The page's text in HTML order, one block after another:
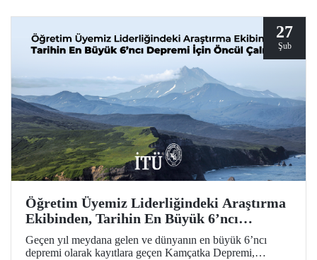
27
Şub
Öğretim Üyemiz Liderliğindeki Araştırma
Ekibinden, Tarihin En Büyük 6’ncı
Depremi İçin Öncül Çalışma
Geçen yıl meydana gelen ve dünyanın en büyük 6’ncı
depremi olarak kayıtlara geçen Kamçatka Depremi,